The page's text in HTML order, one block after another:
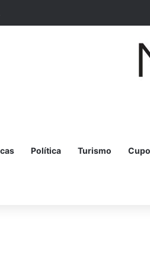
la Festa della Pizza en Malecón
Política Turismo